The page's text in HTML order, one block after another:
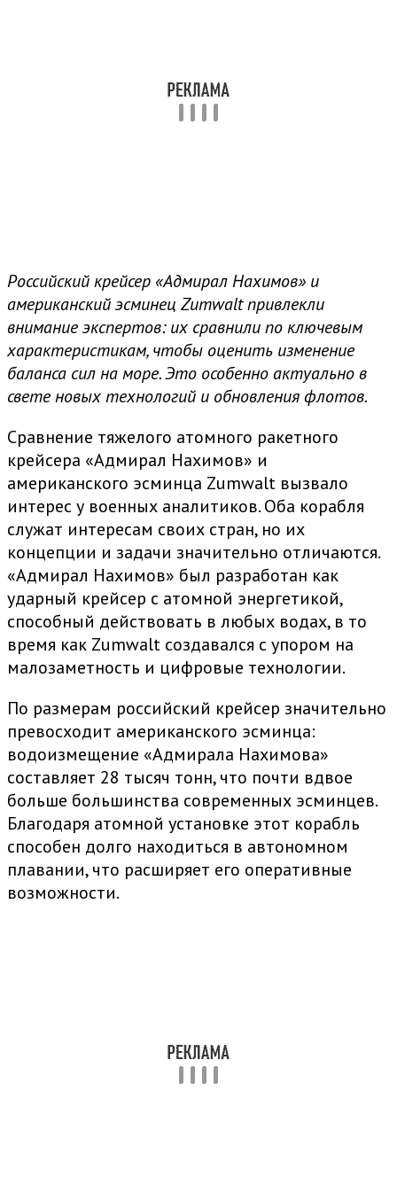
Российский крейсер «Адмирал Нахимов» и
американский эсминец Zumwalt привлекли
внимание экспертов: их сравнили по ключевым
характеристикам, чтобы оценить изменение
баланса сил на море. Это особенно актуально в
свете новых технологий и обновления флотов.
Сравнение тяжелого атомного ракетного
крейсера «Адмирал Нахимов» и
американского эсминца Zumwalt вызвало
интерес у военных аналитиков. Оба корабля
служат интересам своих стран, но их
концепции и задачи значительно отличаются.
«Адмирал Нахимов» был разработан как
ударный крейсер с атомной энергетикой,
способный действовать в любых водах, в то
время как Zumwalt создавался с упором на
малозаметность и цифровые технологии.
По размерам российский крейсер значительно
превосходит американского эсминца:
водоизмещение «Адмирала Нахимова»
составляет 28 тысяч тонн, что почти вдвое
больше большинства современных эсминцев.
Благодаря атомной установке этот корабль
способен долго находиться в автономном
плавании, что расширяет его оперативные
возможности.